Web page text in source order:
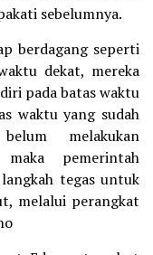
sebelumnya.
berdagang seperti
dekat, mereka
pada batas waktu
waktu yang sudah
melakukan
pemerintah
tegas untuk
melalui perangkat